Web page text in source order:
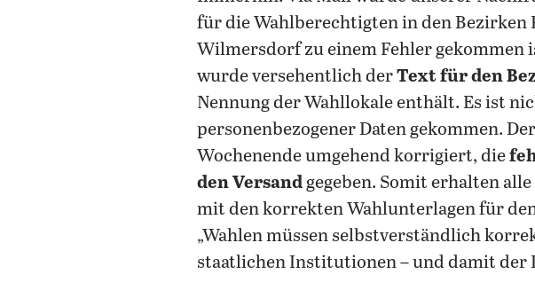
für die Wahlberechtigten in den
Wilmersdorf zu einem Fehler gekommen
wurde versehentlich derText für den
Nennung der Wahllokale enthält. Es ist
personenbezogener Daten gekommen.
Wochenende umgehend korrigiert, die
den Versandgegeben. Somit erhalten
mit den korrekten Wahlunterlagen für
„Wahlen müssen selbstverständlich
staatlichen Institutionen – und damit der